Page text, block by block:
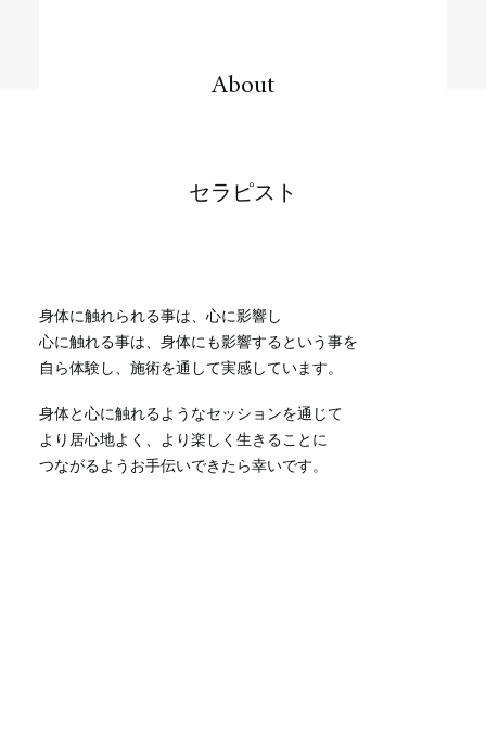
About
セラピスト
身体に触れられる事は、心に影響し
心に触れる事は、身体にも影響するという事を
自ら体験し、施術を通して実感しています。
身体と心に触れるようなセッションを通じて
より居心地よく、より楽しく生きることに
つながるようお手伝いできたら幸いです。